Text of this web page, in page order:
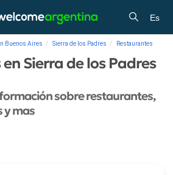
Es
Buenos Aires Sierra de los Padres Restaurantes
Sierra de los Padres
sobre restaurantes,
y mas